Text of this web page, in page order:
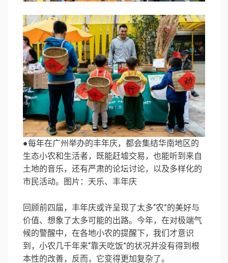
●每年在广州举办的丰年庆，都会集结华南地区的
生态小农和生活者，既能赶墟交易，也能听到来自
土地的音乐，还有严肃的论坛讨论，以及多样化的
市民活动。图片：天乐、丰年庆
回顾前四届，丰年庆或许呈现了太多“农”的美好与
价值、想象了太多可能的出路。今年，在对极端气
候的警醒中，在各地小农的提醒下，我们才意识
到，小农几千年来“靠天吃饭”的状况并没有得到根
本性的改善，反而，它变得更加复杂了。